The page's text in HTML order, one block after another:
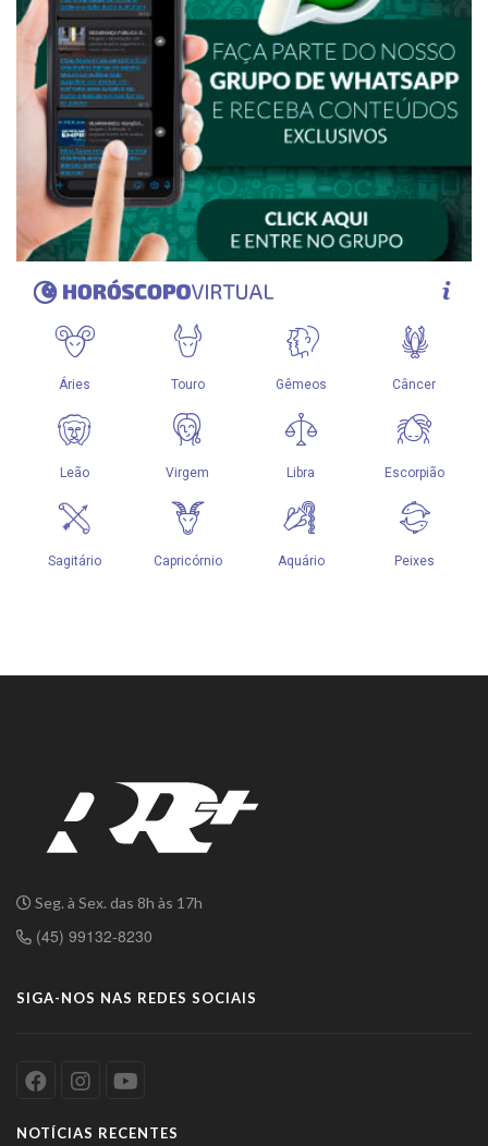
Seg. à Sex. das 8h às 17h
(45) 99132-8230
SIGA-NOS NAS REDES SOCIAIS
NOTÍCIAS RECENTES